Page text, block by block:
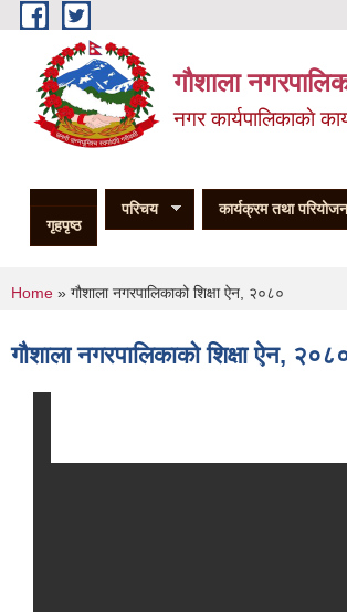
Skip to main content
गौशाला
नगर कार्यपालिकाकाे
गृहपृष्ठ
परिचय कार्यक्रम तथा
You are here
Home » गौशाला नगरपालिकाको शिक्षा ऐन, २०८०
गौशाला नगरपालिकाको शिक्षा ऐन,